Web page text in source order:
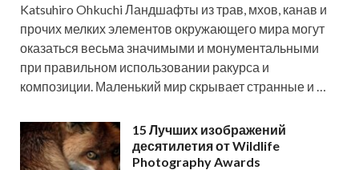
Katsuhiro Ohkuchi Ландшафты из трав, мхов, канав и
прочих мелких элементов окружающего мира могут
оказаться весьма значимыми и монументальными
при правильном использовании ракурса и
композиции. Маленький мир скрывает странные и …
15 Лучших изображений
десятилетия от Wildlife
Photography Awards